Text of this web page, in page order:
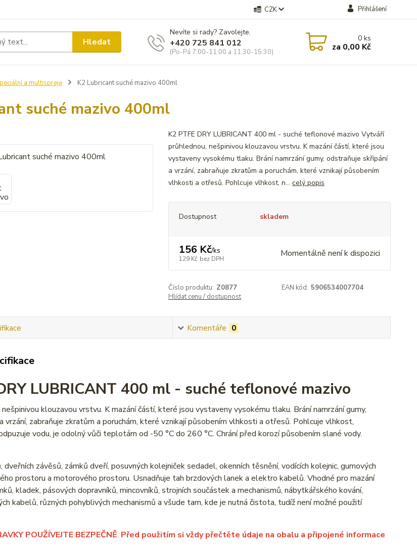
CZK Přihlášení
Hledat
Nevíte si rady? Zavolejte.
+420 725 841 012
(Po-Pá 7:00-11:00 a 11:30-15:30)
0ks
za 0,00 Kč
a multispreje K2 Lubricant suché mazivo 400ml
suché mazivo 400ml
K2 PTFE DRY LUBRICANT 400 ml - suché teflonové mazivo Vytváří
průhlednou, nešpinivou klouzavou vrstvu. K mazání částí, které jsou
vystaveny vysokému tlaku. Brání namrzání gumy, odstraňuje skřípání
a vrzání, zabraňuje zkratům a poruchám, které vznikají působením
vlhkosti a otřesů. Pohlcuje vlhkost, n... celý popis
Dostupnost skladem
156 Kč/ks
129 Kč bez DPH Momentálně není k dispozici
Číslo produktu: Z0877 EAN kód: 5906534007704
Hlídat cenu / dostupnost
Komentáře 0
LUBRICANT 400 ml - suché teflonové mazivo
klouzavou vrstvu. K mazání částí, které jsou vystaveny vysokému tlaku. Brání namrzání gumy,
vrzání, zabraňuje zkratům a poruchám, které vznikají působením vlhkosti a otřesů. Pohlcuje vlhkost,
vodu, je odolný vůči teplotám od -50 °C do 260 °C. Chrání před korozí působením slané vody.
závěsů, zámků dveří, posuvných kolejniček sedadel, okenních těsnění, vodících kolejnic, gumových
prostoru a motorového prostoru. Usnadňuje tah brzdových lanek a elektro kabelů. Vhodné pro mazání
kladek, pásových dopravníků, mincovníků, strojních součástek a mechanismů, nábytkářského kování,
kabelů, různých pohyblivých mechanismů a všude tam, kde je nutná čistota, tudíž není možné použití
POUŽÍVEJTE BEZPEČNĚ. Před použitím si vždy přečtěte údaje na obalu a připojené informace